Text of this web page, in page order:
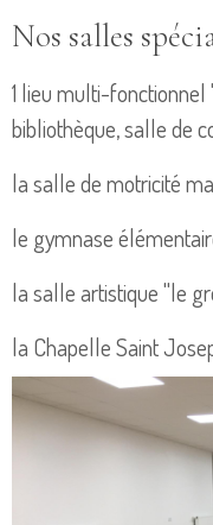
Nos salles
1 lieu multi-
bibliothèque, salle de
la salle de motricité
le gymnase
la salle artistique "le
la Chapelle Saint